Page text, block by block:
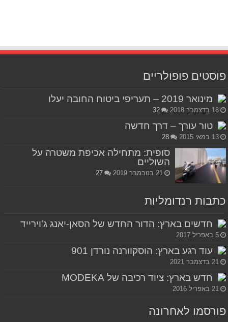
פוסטים פופולריים
מינואר 2019 – תעריפי ביטוח החובה יעלו
18 בדצמבר 2018 32
טור עורך – דרך חדשה
13 במאי 2015 28
סופית: מתחילה אכיפת משטרה על
השוליים
21 בנובמבר 2019 27
כתבות רנדומליות
חדשים בארץ: הדור החדש של הסאן-יאנג ג'וירייד
5 באפריל 2017
עוד רגע בארץ: הוסקוורנה נורדן 901
21 בדצמבר 2021
חדש בארץ: ציוד רכיבה של MODEKA
21 באפריל 2016
פורסמו לאחרונה